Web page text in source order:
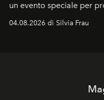
un evento speciale per
04.08.2026 di Silvia Frau